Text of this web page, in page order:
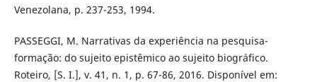
Venezolana, p. 237-253, 1994.
PASSEGGI, M. Narrativas da experiência na pesquisa-
formação: do sujeito epistêmico ao sujeito biográfico.
Roteiro, [S. I.], v. 41, n. 1, p. 67-86, 2016. Disponível em: